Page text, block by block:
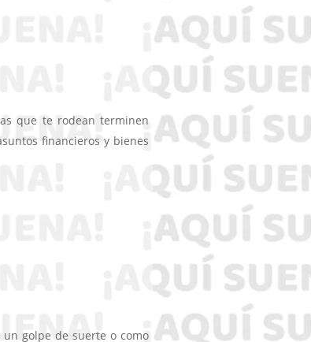
que te rodean terminen
financieros y bienes
golpe de suerte o como